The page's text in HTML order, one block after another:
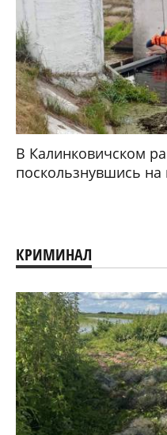
В Калинковичском
поскользнувшись
КРИМИНАЛ